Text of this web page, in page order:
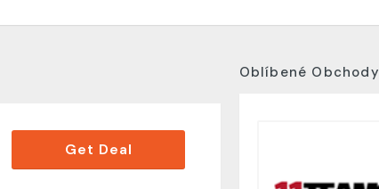
Get Deal
Oblíbené Obchody